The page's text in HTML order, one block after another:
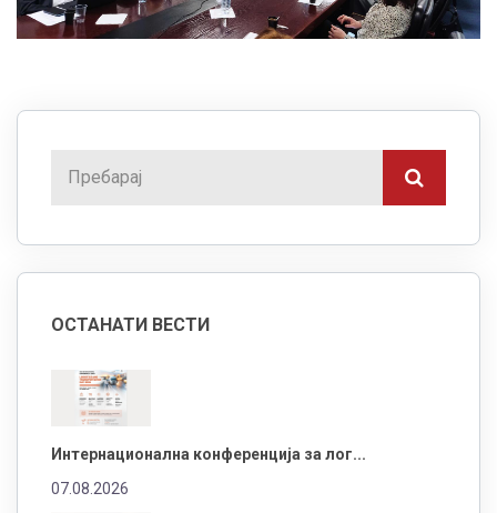
ОСТАНАТИ ВЕСТИ
Интернационална конференција за лог...
07.08.2026